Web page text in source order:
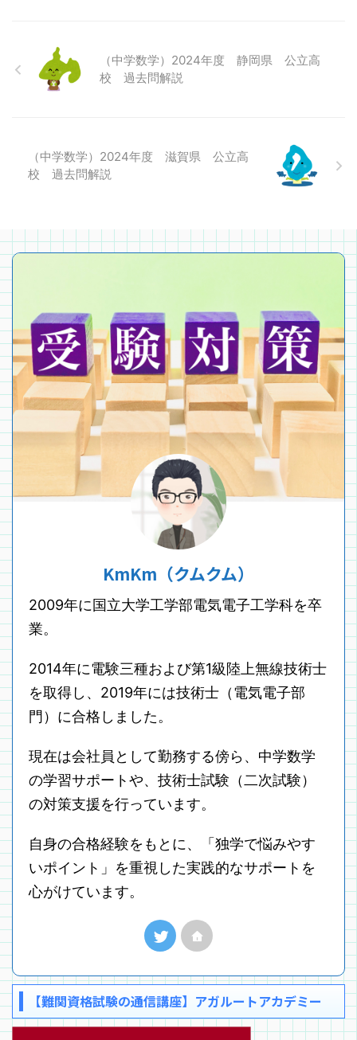
（中学数学）2024年度 静岡県 公立高
校 過去問解説
（中学数学）2024年度 滋賀県 公立高
校 過去問解説
KmKm（クムクム）
2009年に国立大学工学部電気電子工学科を卒
業。
2014年に電験三種および第1級陸上無線技術士
を取得し、2019年には技術士（電気電子部
門）に合格しました。
現在は会社員として勤務する傍ら、中学数学
の学習サポートや、技術士試験（二次試験）
の対策支援を行っています。
自身の合格経験をもとに、「独学で悩みやす
いポイント」を重視した実践的なサポートを
心がけています。
【難関資格試験の通信講座】アガルートアカデミー